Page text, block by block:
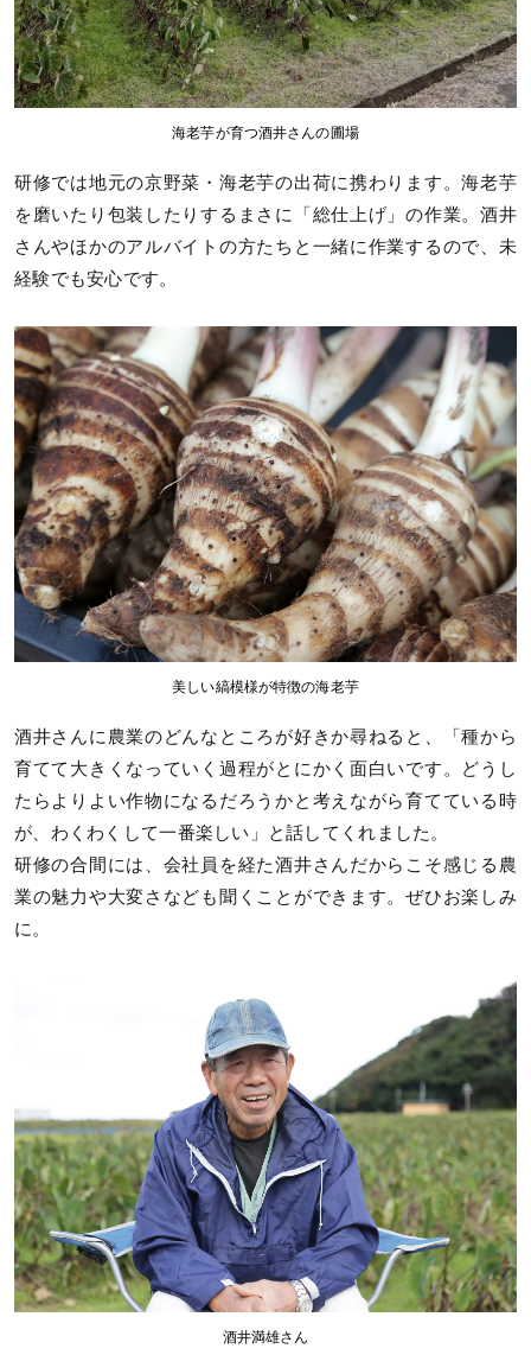
海老芋が育つ酒井さんの圃場
研修では地元の京野菜・海老芋の出荷に携わります。海老芋
を磨いたり包装したりするまさに「総仕上げ」の作業。酒井
さんやほかのアルバイトの方たちと一緒に作業するので、未
経験でも安心です。
美しい縞模様が特徴の海老芋
酒井さんに農業のどんなところが好きか尋ねると、「種から
育てて大きくなっていく過程がとにかく面白いです。どうし
たらよりよい作物になるだろうかと考えながら育てている時
が、わくわくして一番楽しい」と話してくれました。
研修の合間には、会社員を経た酒井さんだからこそ感じる農
業の魅力や大変さなども聞くことができます。ぜひお楽しみ
に。
酒井満雄さん